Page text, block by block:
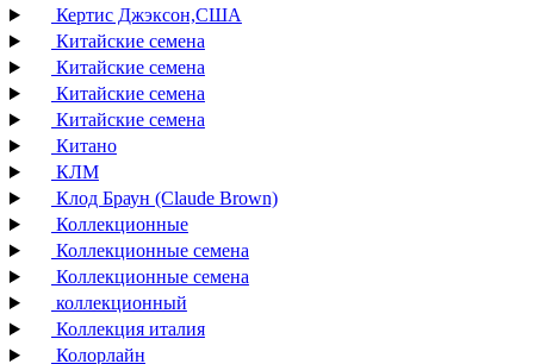
Кертис Джэксон,США
Китайские семена
Китайские семена
Китайские семена
Китайские семена
Китано
КЛМ
Клод Браун (Claude Brown)
Коллекционные
Коллекционные семена
Коллекционные семена
коллекционный
Коллекция италия
Колорлайн